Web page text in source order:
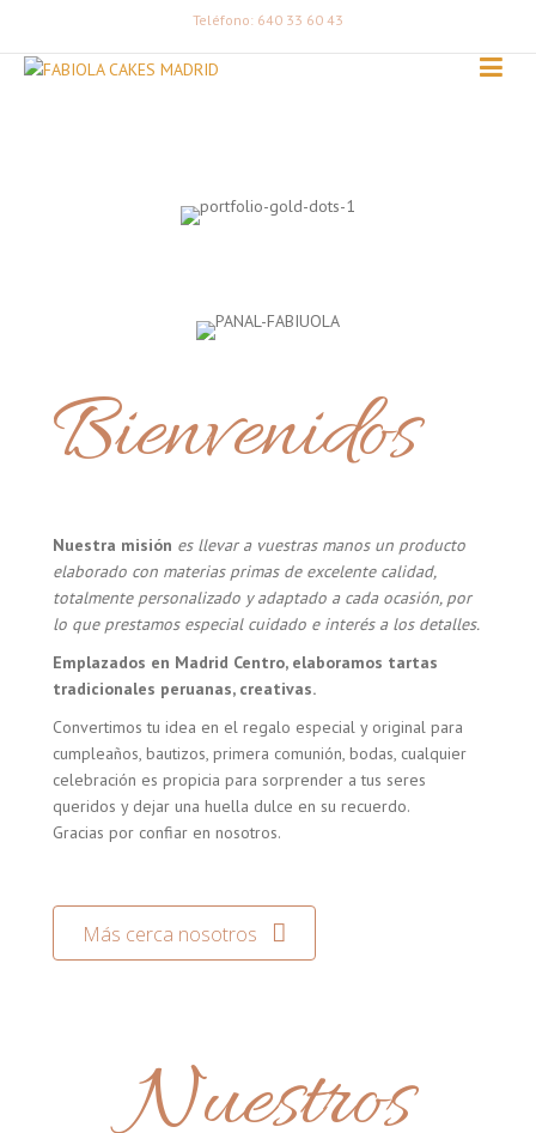
Teléfono: 640 33 60 43
Bienvenidos
Nuestra misión es llevar a vuestras manos un producto
elaborado con materias primas de excelente calidad,
totalmente personalizado y adaptado a cada ocasión, por
lo que prestamos especial cuidado e interés a los detalles.
Emplazados en Madrid Centro, elaboramos tartas
tradicionales peruanas, creativas.
Convertimos tu idea en el regalo especial y original para
cumpleaños, bautizos, primera comunión, bodas, cualquier
celebración es propicia para sorprender a tus seres
queridos y dejar una huella dulce en su recuerdo.
Gracias por confiar en nosotros.
Más cerca nosotros
Nuestros